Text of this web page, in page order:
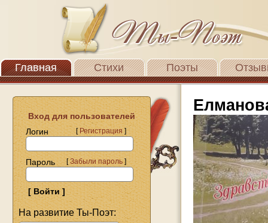
Главная Стихи Поэты
Вход для пользователей
Логин
[Регистрация]
Пароль [Забыли пароль]
На развитие Ты-Поэт: